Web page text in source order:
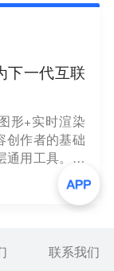
下一代互联
形+实时渲染
创作者的基础
通用工具。短
拓展至建筑设
望打开市场空
工具的身份在
联系我们